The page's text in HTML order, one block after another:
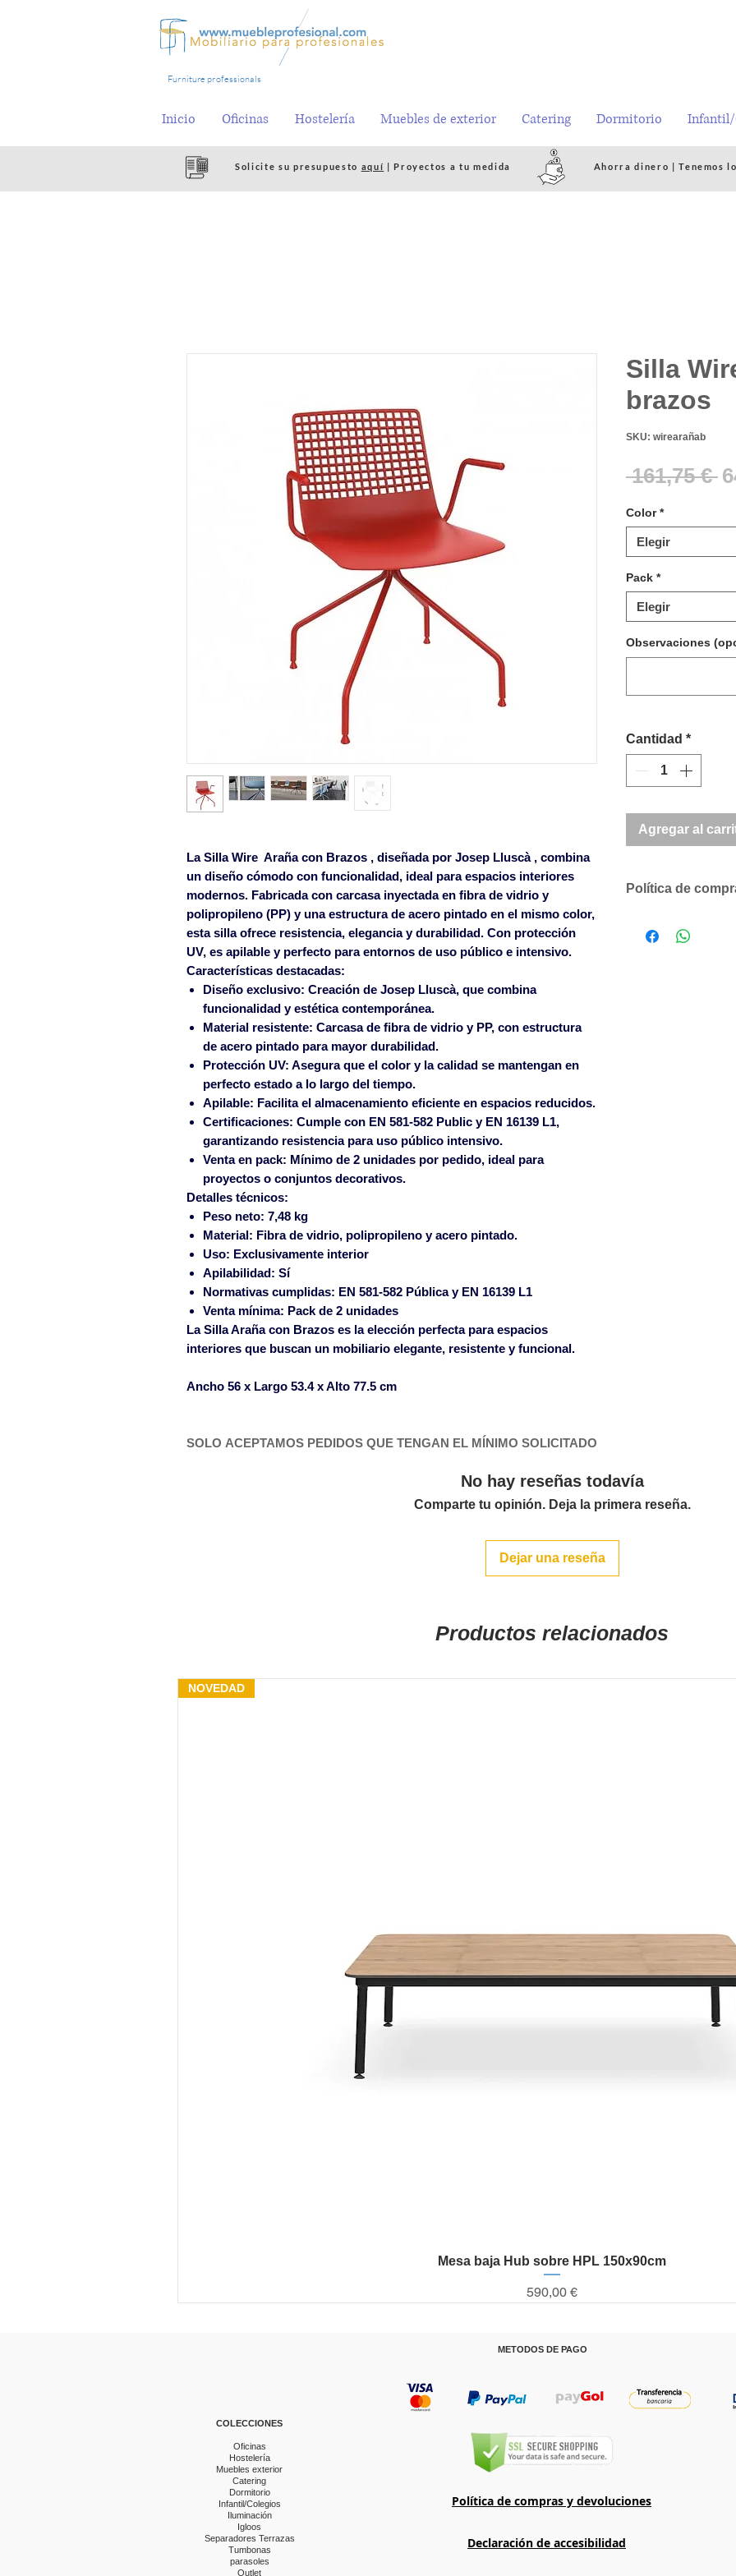
Furniture professionals
Inicio Oficinas Hostelería Muebles de exterior Catering Dormitorio Infantil/
Solicite su presupuesto aquí | Proyectos a tu medida Ahorra dinero | Tenemos
LaSilla Wire Araña con Brazos , diseñada por Josep Lluscà, combina
un diseño cómodo con funcionalidad, ideal para espacios interiores
modernos. Fabricada con carcasa inyectada en fibra de vidrio y
polipropileno (PP) y una estructura de acero pintado en el mismo color,
esta silla ofrece resistencia, elegancia y durabilidad. Con protección
UV, es apilable y perfecto para entornos de uso público e intensivo.
Características destacadas:
Diseño exclusivo: Creación de Josep Lluscà, que combina
funcionalidad y estética contemporánea.
Material resistente: Carcasa de fibra de vidrio y PP, con estructura
de acero pintado para mayor durabilidad.
Protección UV: Asegura que el color y la calidad se mantengan en
perfecto estado a lo largo del tiempo.
Apilable: Facilita el almacenamiento eficiente en espacios reducidos.
Certificaciones: Cumple con EN 581-582 Public y EN 16139 L1,
garantizando resistencia para uso público intensivo.
Venta en pack: Mínimo de 2 unidades por pedido, ideal para
proyectos o conjuntos decorativos.
Detalles técnicos:
Peso neto: 7,48 kg
Material: Fibra de vidrio, polipropileno y acero pintado.
Uso: Exclusivamente interior
Apilabilidad: Sí
Normativas cumplidas: EN 581-582 Pública y EN 16139 L1
Venta mínima: Pack de 2 unidades
LaSilla Araña con Brazos es la elección perfecta para espacios
interiores que buscan un mobiliario elegante, resistente y funcional.
Ancho 56 x Largo 53.4 xAlto 77.5 cm
SOLO ACEPTAMOS PEDIDOS QUE TENGAN EL MÍNIMO SOLICITADO
Silla
brazos
SKU: wirearañab
161,75 €
Color *
Elegir
Pack *
Elegir
Observaciones
Cantidad *
Agregar al
Política de
según volumen
No hay reseñas todavía
Comparte tu opinión. Deja la primera reseña.
Dejar una reseña
Productos relacionados
Vista rápida
NOVEDAD
Mesa baja Hub sobre HPL 150x90cm
Precio
590,00 €
COLECCIONES
Oficinas
Hostelería
Muebles exterior
Catering
Dormitorio
Infantil/Colegios
Iluminación
Igloos
Separadores Terrazas
Tumbonas
parasoles
Outlet
METODOS DE PAGO
Política de compras y devoluciones
Declaración de accesibilidad